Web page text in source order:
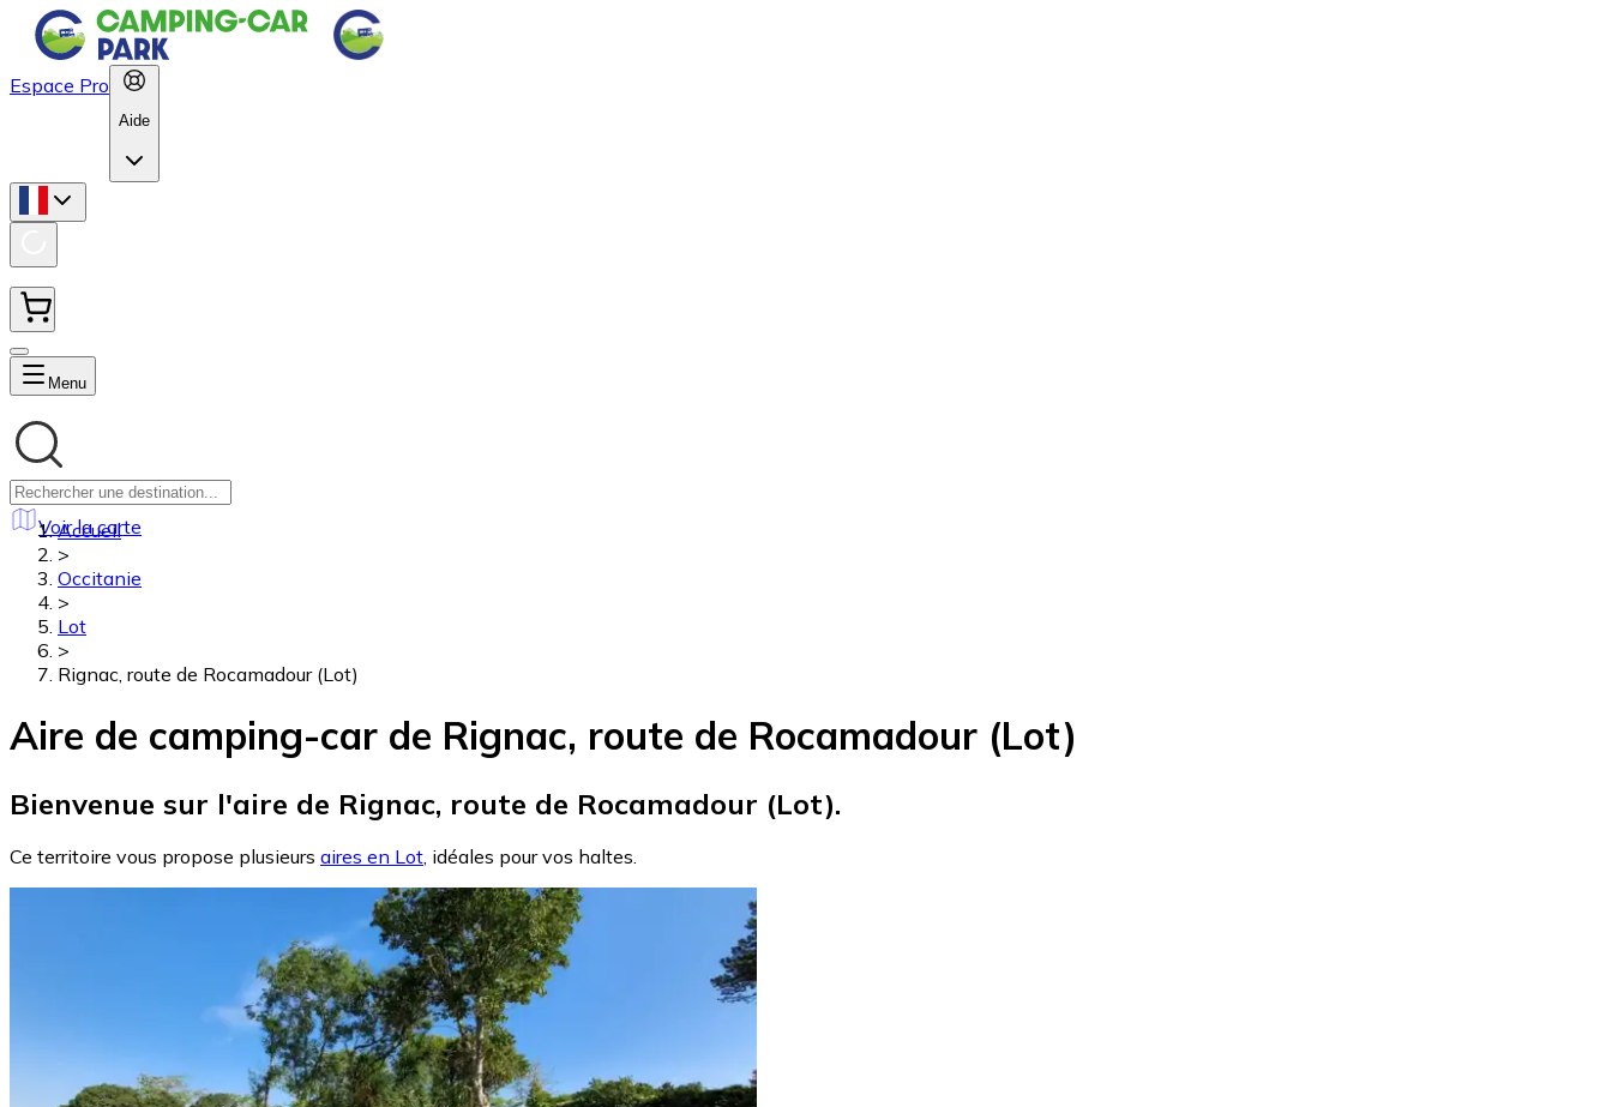
Espace Pro
Aide
Menu
Voir la carte
Accueil
>
Occitanie
>
Lot
>
Rignac, route de Rocamadour (Lot)
Aire de camping-car de Rignac, route de Rocamadour (Lot)
Bienvenue sur l'aire de Rignac, route de Rocamadour (Lot).
Ce territoire vous propose plusieurs aires en Lot, idéales pour vos haltes.